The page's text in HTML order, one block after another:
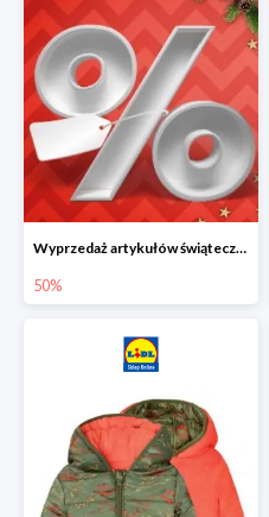
Wyprzedaż artykułów świątecznych w Lidlu Online
50%